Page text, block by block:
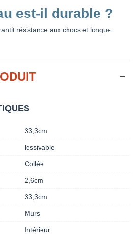
est-il durable ?
résistance aux chocs et longue
33,3cm
lessivable
Collée
2,6cm
33,3cm
Murs
Intérieur